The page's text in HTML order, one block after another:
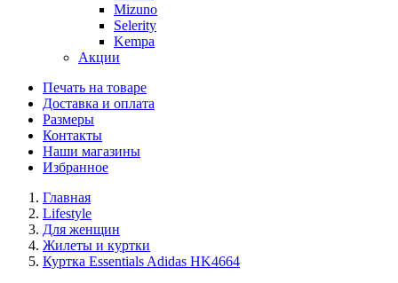
Mizuno
Selerity
Kempa
Акции
Печать на товаре
Доставка и оплата
Размеры
Контакты
Наши магазины
Избранное
Главная
Lifestyle
Для женщин
Жилеты и куртки
Куртка Essentials Adidas HK4664